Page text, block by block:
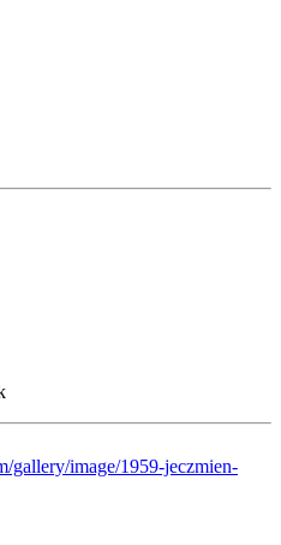
gallery/image/1959-jeczmien-